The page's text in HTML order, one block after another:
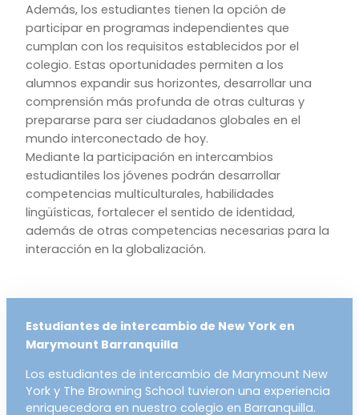
Además, los estudiantes tienen la opción de
participar en programas independientes que
cumplan con los requisitos establecidos por el
colegio. Estas oportunidades permiten a los
alumnos expandir sus horizontes, desarrollar una
comprensión más profunda de otras culturas y
prepararse para ser ciudadanos globales en el
mundo interconectado de hoy.
Mediante la participación en intercambios
estudiantiles los jóvenes podrán desarrollar
competencias multiculturales, habilidades
lingüísticas, fortalecer el sentido de identidad,
además de otras competencias necesarias para la
interacción en la globalización.
Estudiantes de intercambio de New York en
Marymount Barranquilla
Los estudiantes de intercambio de Marymount New
York y The Browning School tuvieron una experiencia
enriquecedora en nuestro colegio en Barranquilla.